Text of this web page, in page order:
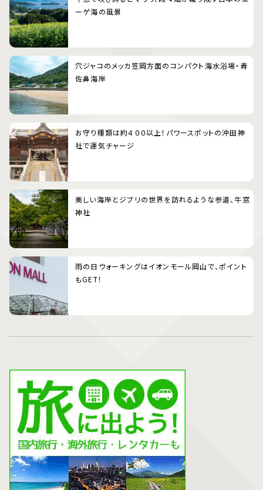
ーゲ海の風景
穴ジャコのメッカ笠岡方面のコンパクト海水浴場・青
佐鼻海岸
お守り種類は約４００以上！パワースポットの沖田神
社で運気チャージ
美しい海岸とジブリの世界を訪れるような参道、牛窓
神社
雨の日ウォーキングはイオンモール岡山で、ポイント
もGET！